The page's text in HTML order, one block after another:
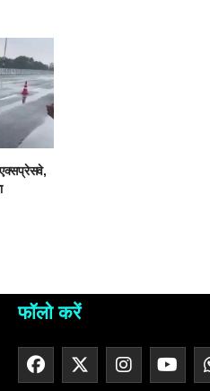
फॉलो करें